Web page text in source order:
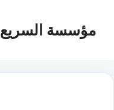
إ
مؤسسة السريع